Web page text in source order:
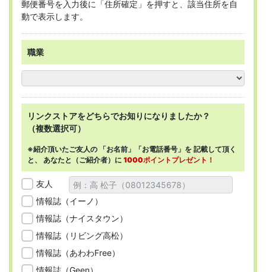
郵便番号を入力後に「住所確定」を押すと、該当住所を自
動で表示します。
職業
リンクストアをどちらでお知りになりましたか？
（複数選択可）
※紹介頂いたご友人の 「お名前」「お電話番号」を 記載して頂く
と、 あなたと（ご紹介者）に 1000ポイントプレゼント！
友人
情報誌（イーノ）
情報誌（ナイスタウン）
情報誌（リビング高松）
情報誌（あわわFree）
情報誌（Geen）